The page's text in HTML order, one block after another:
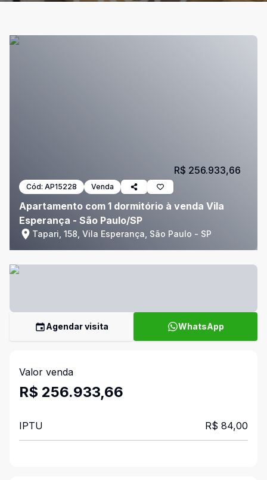
Cód: AP15228 Venda
Apartamento com 1 dormitório à venda Vila
Esperança - São Paulo/SP
Tapari, 158, Vila Esperança, São Paulo - SP
R$ 256.933,66
Agendar visita WhatsApp
Valor venda
R$ 256.933,66
IPTU R$ 84,00